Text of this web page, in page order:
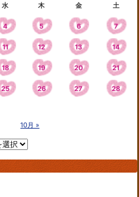
水 木 金 土
4 5 6 7
11 12 13 14
18 19 20 21
25 26 27 28
10月 »